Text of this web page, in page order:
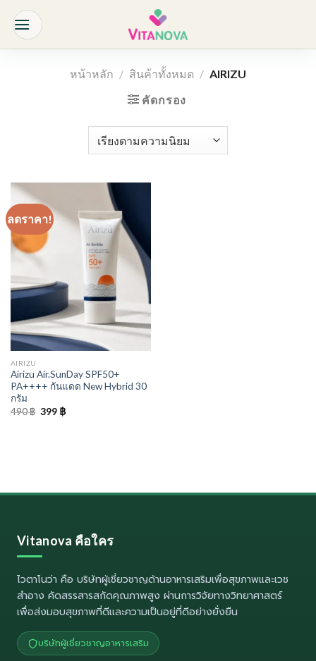
content
หน้าหลัก / สินค้าทั้งหมด / AIRIZU
คัดกรอง
ลดราคา!
AIRIZU
Airizu Air.SunDay SPF50+
PA++++ กันแดด New Hybrid 30
กรัม
490฿ Original
399 ฿Current
Vitanova คือใคร
ไวตาโนว่า คือ บริษัทผู้เชี่ยวชาญด้านอาหารเสริมเพื่อสุขภาพและเวช
สำอาง คัดสรรสารสกัดคุณภาพสูง ผ่านการวิจัยทางวิทยาศาสตร์
เพื่อส่งมอบสุขภาพที่ดีและความเป็นอยู่ที่ดีอย่างยั่งยืน
บริษัทผู้เชี่ยวชาญอาหารเสริม